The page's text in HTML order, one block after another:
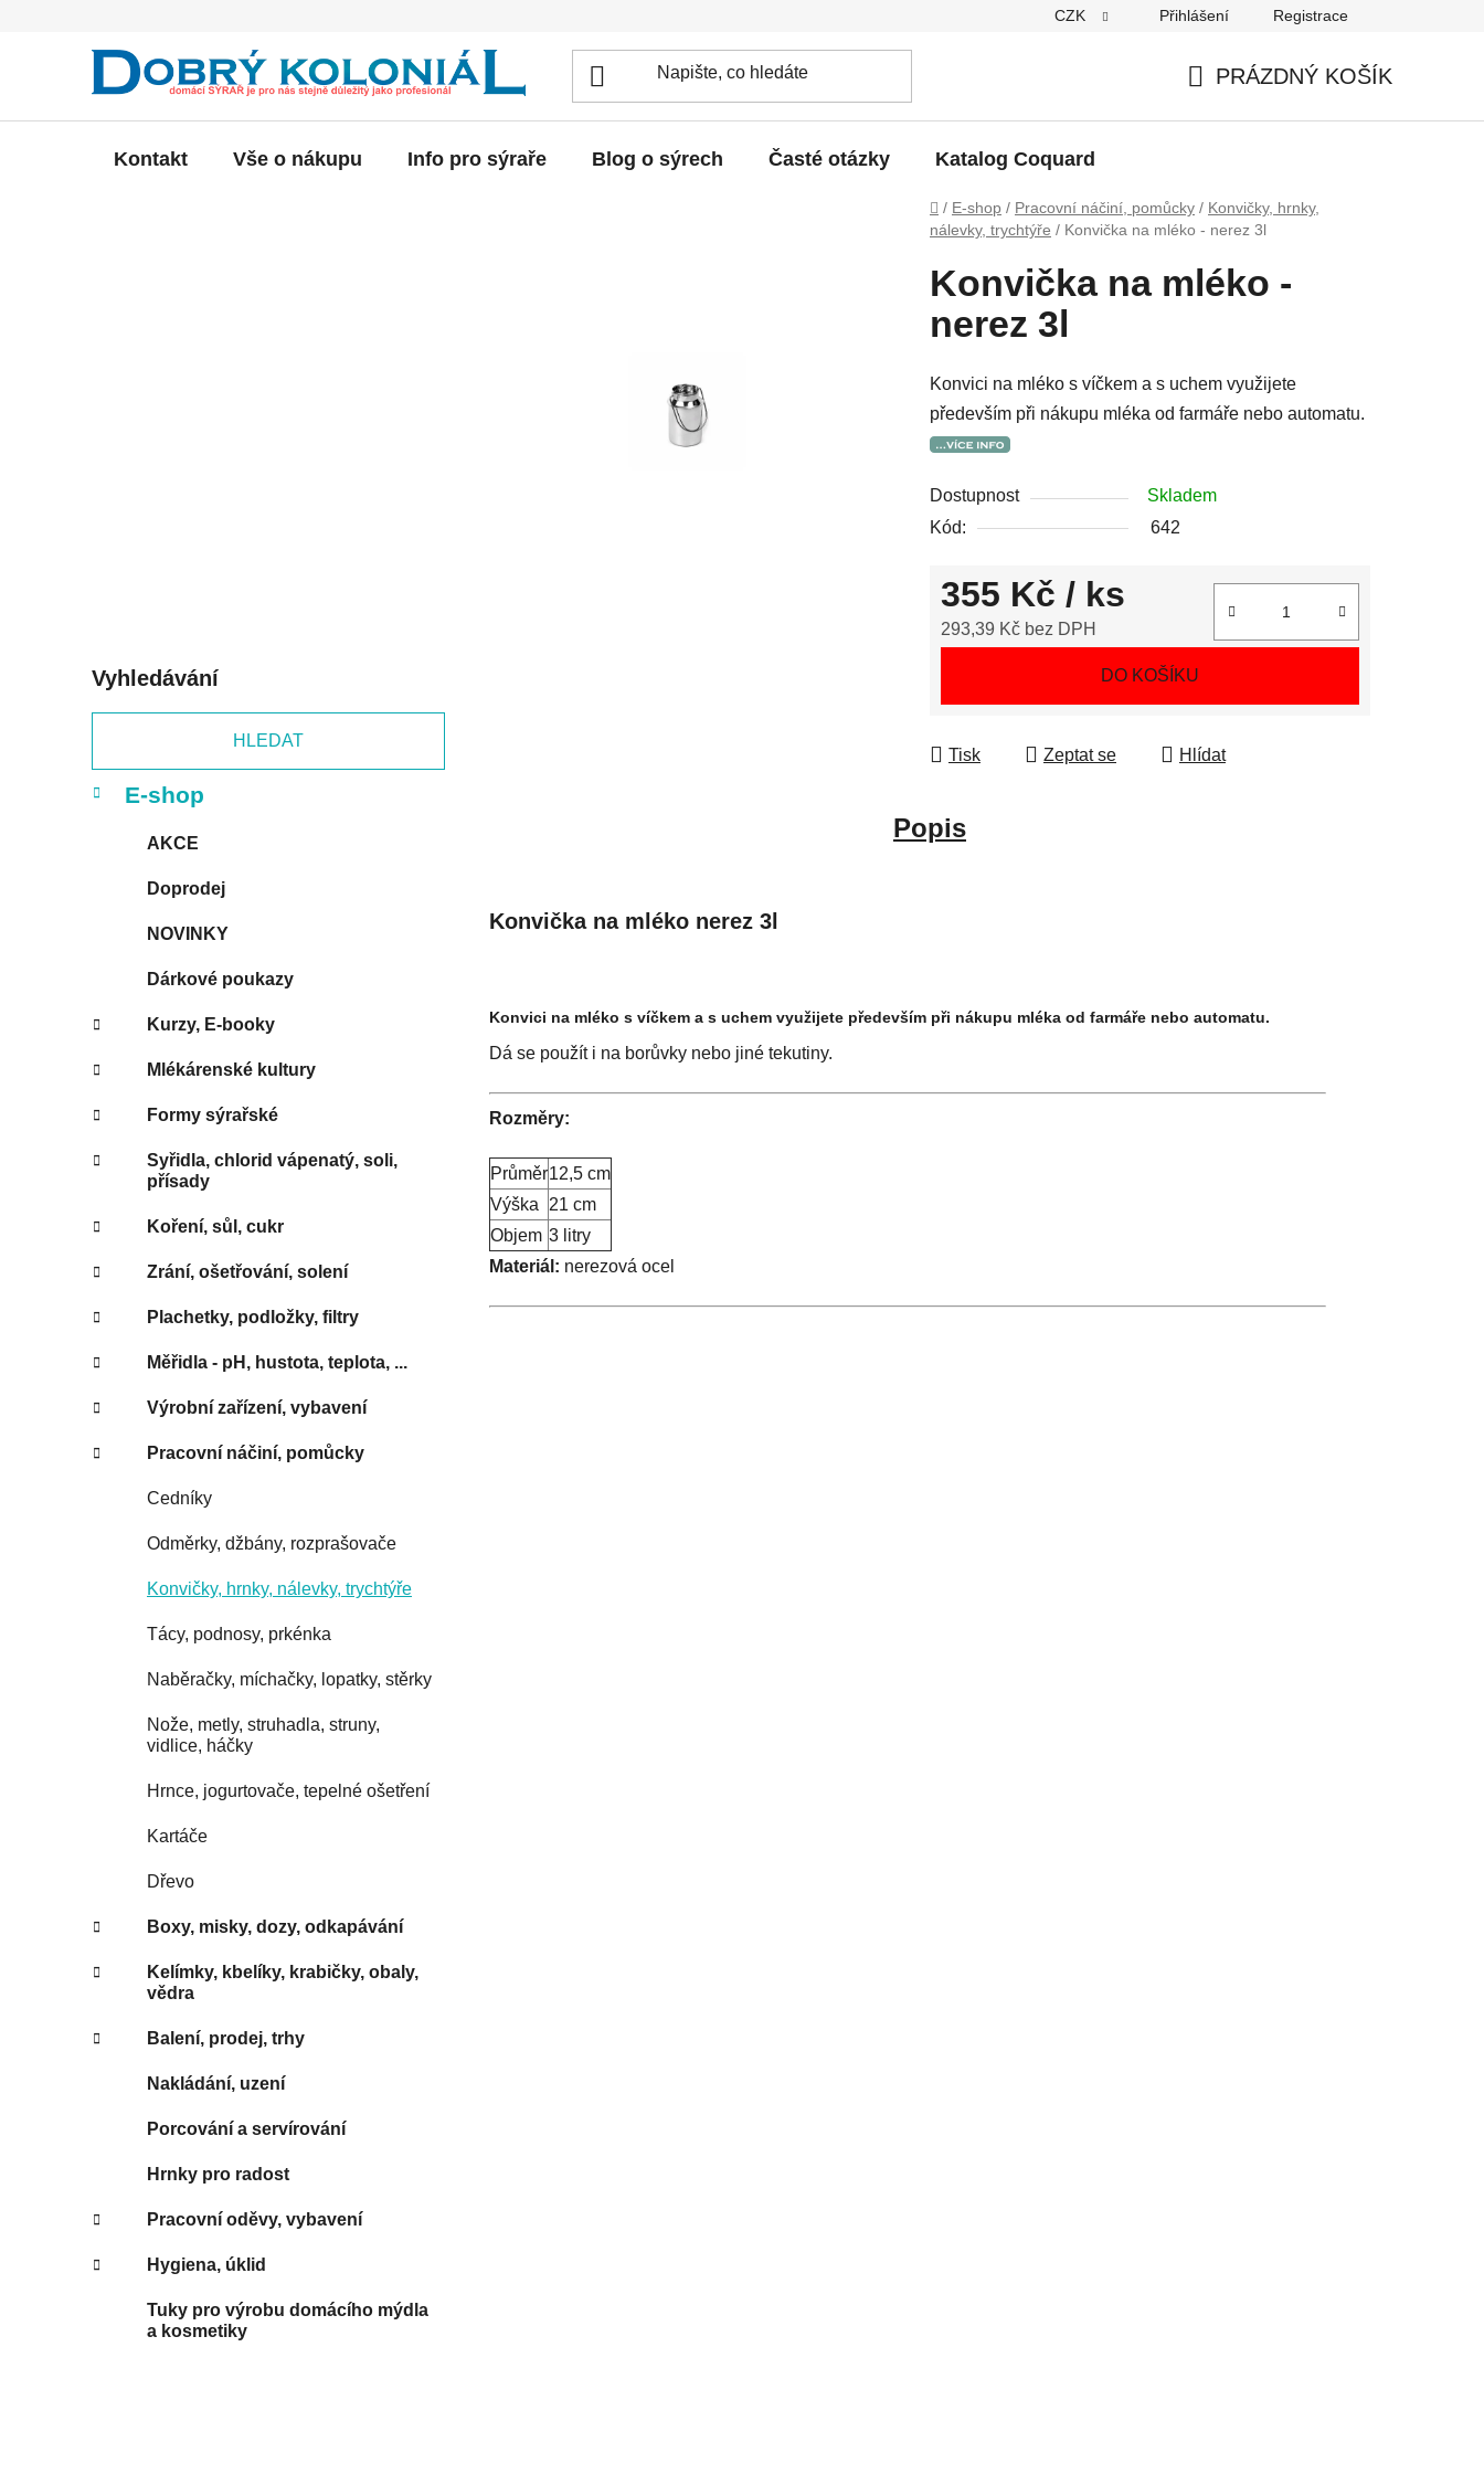
CZK Přihlášení Registrace
PRÁZDNÝ KOŠÍK
Kontakt Vše o nákupu Info pro sýraře Blog o sýrech Časté otázky Katalog Coquard
Domů
/ E-shop / Pracovní náčiní, pomůcky / Konvičky, hrnky,
nálevky, trychtýře / Konvička na mléko - nerez 3l
Vyhledávání
HLEDAT
kategorie
K
a
E-shop
AKCE
Doprodej
NOVINKY
Dárkové poukazy
Kurzy, E-booky
Mlékárenské kultury
Formy sýrařské
Syřidla, chlorid vápenatý, soli,
přísady
Koření, sůl, cukr
Zrání, ošetřování, solení
Plachetky, podložky, filtry
Měřidla - pH, hustota, teplota, ...
Výrobní zařízení, vybavení
Pracovní náčiní, pomůcky
Cedníky
Odměrky, džbány, rozprašovače
Konvičky, hrnky, nálevky, trychtýře
Tácy, podnosy, prkénka
Naběračky, míchačky, lopatky, stěrky
Nože, metly, struhadla, struny,
vidlice, háčky
Hrnce, jogurtovače, tepelné ošetření
Kartáče
Dřevo
Boxy, misky, dozy, odkapávání
Kelímky, kbelíky, krabičky, obaly,
vědra
Balení, prodej, trhy
Nakládání, uzení
Porcování a servírování
Hrnky pro radost
Pracovní oděvy, vybavení
Hygiena, úklid
Tuky pro výrobu domácího mýdla
a kosmetiky
Konvička na mléko -
nerez 3l
Konvici na mléko s víčkem a s uchem využijete
především při nákupu mléka od farmáře nebo automatu.
Dostupnost
Skladem
Kód:
642
355 Kč / ks
293,39 Kč bez DPH
DO KOŠÍKU
Tisk Zeptat se Hlídat
Popis
Konvička na mléko nerez 3l
Konvici na mléko s víčkem a s uchem využijete především při nákupu mléka od farmáře nebo automatu.
Dá se použít i na borůvky nebo jiné tekutiny.
Rozměry:
Průměr12,5 cm
Výška
21 cm
Objem 3 litry
Materiál: nerezová ocel